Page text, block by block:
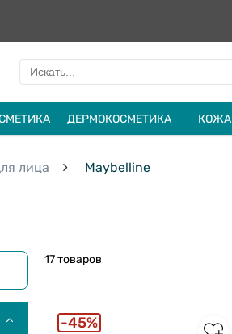
ДЕРМОКОСМЕТИКА КОЖА
лица Maybelline
17 товаров
45%